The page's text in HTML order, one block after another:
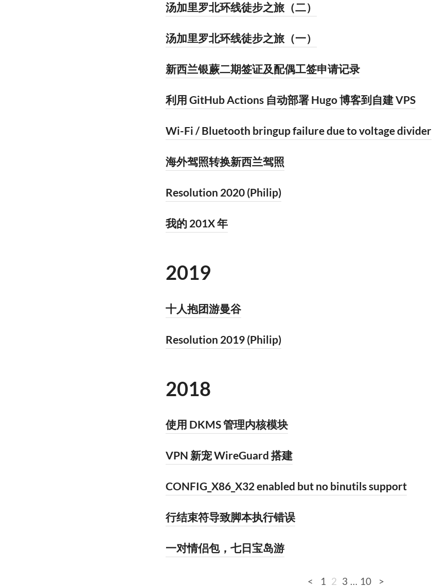
汤加里罗北环线徒步之旅​（二）
汤加里罗北环线徒步之旅​（一）
新西兰银蕨二期签证及配偶工签申请记录
利用 GitHub Actions 自动部署 Hugo 博客到自建 VPS
Wi-Fi / Bluetooth bringup failure due to voltage divider
海外驾照转换新西兰驾照
Resolution 2020 (Philip)
我的 201X 年
2019
十人抱团游曼谷
Resolution 2019 (Philip)
2018
使用 DKMS 管理内核模块
VPN 新宠 WireGuard 搭建
CONFIG_X86_X32 enabled but no binutils support
行结束符导致脚本执行错误
一对情侣包，七日宝岛游
< 1 2 3 … 10 >